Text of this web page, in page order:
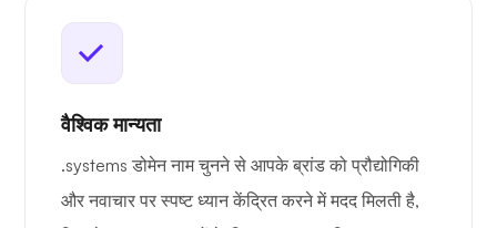
वैश्विक मान्यता
.systems डोमेन नाम चुनने से आपके ब्रांड को प्रौद्योगिकी
और नवाचार पर स्पष्ट ध्यान केंद्रित करने में मदद मिलती है,